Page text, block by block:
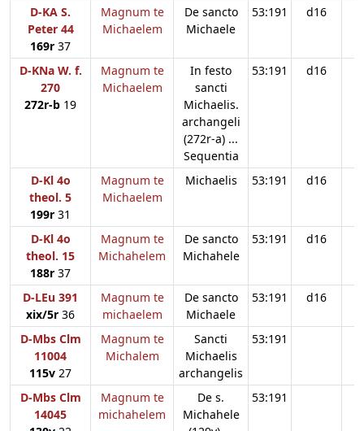
D-KA S.
Peter 44
169r 37
Magnum te
Michaelem
De sancto
Michaele
53:191 d16
D-KNa W. f.
270
272r-b 19
Magnum te
Michaelem
In festo
sancti
Michaelis.
archangeli
(272r-a) ...
Sequentia
53:191 d16
D-Kl 4o
theol. 5
199r 31
Magnum te
Michaelem
Michaelis 53:191 d16
D-Kl 4o
theol. 15
188r 37
Magnum te
Michahelem
De sancto
Michahele
53:191 d16
D-LEu 391
xix/5r 36
Magnum te
michaelem
De sancto
Michaele
53:191 d16
D-Mbs Clm
11004
115v 27
Magnum te
Michalem
Sancti
Michaelis
archangelis
53:191
D-Mbs Clm
14045
Magnum te
michahelem
De s.
Michahele
53:191